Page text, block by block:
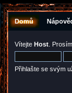
Domů
Vítejte Host . Prosím
Přihlašte se svým